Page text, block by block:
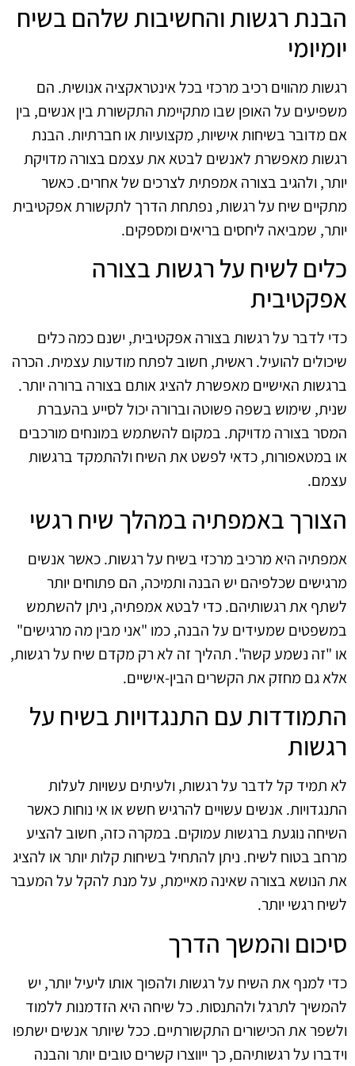
הבנת רגשות והחשיבות שלהם בשיח
יומיומי
רגשות מהווים רכיב מרכזי בכל אינטראקציה אנושית. הם
משפיעים על האופן שבו מתקיימת התקשורת בין אנשים, בין
אם מדובר בשיחות אישיות, מקצועיות או חברתיות. הבנת
רגשות מאפשרת לאנשים לבטא את עצמם בצורה מדויקת
יותר, ולהגיב בצורה אמפתית לצרכים של אחרים. כאשר
מתקיים שיח על רגשות, נפתחת הדרך לתקשורת אפקטיבית
יותר, שמביאה ליחסים בריאים ומספקים.
כלים לשיח על רגשות בצורה
אפקטיבית
כדי לדבר על רגשות בצורה אפקטיבית, ישנם כמה כלים
שיכולים להועיל. ראשית, חשוב לפתח מודעות עצמית. הכרה
ברגשות האישיים מאפשרת להציג אותם בצורה ברורה יותר.
שנית, שימוש בשפה פשוטה וברורה יכול לסייע בהעברת
המסר בצורה מדויקת. במקום להשתמש במונחים מורכבים
או במטאפורות, כדאי לפשט את השיח ולהתמקד ברגשות
עצמם.
הצורך באמפתיה במהלך שיח רגשי
אמפתיה היא מרכיב מרכזי בשיח על רגשות. כאשר אנשים
מרגישים שכלפיהם יש הבנה ותמיכה, הם פתוחים יותר
לשתף את רגשותיהם. כדי לבטא אמפתיה, ניתן להשתמש
במשפטים שמעידים על הבנה, כמו "אני מבין מה מרגישים"
או "זה נשמע קשה". תהליך זה לא רק מקדם שיח על רגשות,
אלא גם מחזק את הקשרים הבין-אישיים.
התמודדות עם התנגדויות בשיח על
רגשות
לא תמיד קל לדבר על רגשות, ולעיתים עשויות לעלות
התנגדויות. אנשים עשויים להרגיש חשש או אי נוחות כאשר
השיחה נוגעת ברגשות עמוקים. במקרה כזה, חשוב להציע
מרחב בטוח לשיח. ניתן להתחיל בשיחות קלות יותר או להציג
את הנושא בצורה שאינה מאיימת, על מנת להקל על המעבר
לשיח רגשי יותר.
סיכום והמשך הדרך
כדי למנף את השיח על רגשות ולהפוך אותו ליעיל יותר, יש
להמשיך לתרגל ולהתנסות. כל שיחה היא הזדמנות ללמוד
ולשפר את הכישורים התקשורתיים. ככל שיותר אנשים ישתפו
וידברו על רגשותיהם, כך ייווצרו קשרים טובים יותר והבנה